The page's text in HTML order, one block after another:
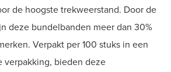
de hoogste trekweerstand. Door de
deze bundelbanden meer dan 30%
Verpakt per 100 stuks in een
verpakking, bieden deze